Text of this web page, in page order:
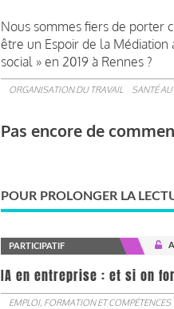
Nous sommes fiers de porter
être un Espoir de la
social » en 2019 à Rennes ?
ORGANISATION DU TRAVAIL SANTÉ
Pas encore de
POUR PROLONGER LA
PARTICIPATIF
IA en entreprise : et si on
EMPLOI, FORMATION ET COMPÉTENCES